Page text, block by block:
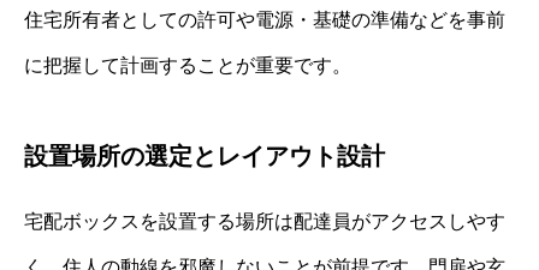
住宅所有者としての許可や電源・基礎の準備などを事前
に把握して計画することが重要です。
設置場所の選定とレイアウト設計
宅配ボックスを設置する場所は配達員がアクセスしやす